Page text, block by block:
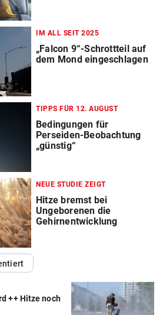
IM ALL SEIT 2025
„Falcon 9“-Schrottteil auf
dem Mond eingeschlagen
TIPPS FÜR 12. AUGUST
Bedingungen für
Perseiden-Beobachtung
„günstig“
NEUE STUDIE ZEIGT
Hitze bremst bei
Ungeborenen die
Gehirnentwicklung
++ Hitze noch